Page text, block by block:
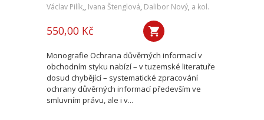
Václav Pilík,, Ivana Štenglová, Dalibor Nový, a kol.
550,00 Kč
Monografie Ochrana důvěrných informací v
obchodním styku nabízí – v tuzemské literatuře
dosud chybějící – systematické zpracování
ochrany důvěrných informací především ve
smluvním právu, ale i v...